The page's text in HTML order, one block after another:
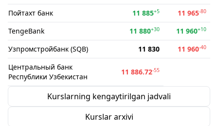
Пойтахт банк 11 885+5 11 965-80
TengeBank 11 880+30 11 960+10
Узпромстройбанк (SQB) 11 830 11 960-40
Центральный банк
Республики Узбекистан
11 886.72-55
Kurslarning kengaytirilgan jadvali
Kurslar arxivi